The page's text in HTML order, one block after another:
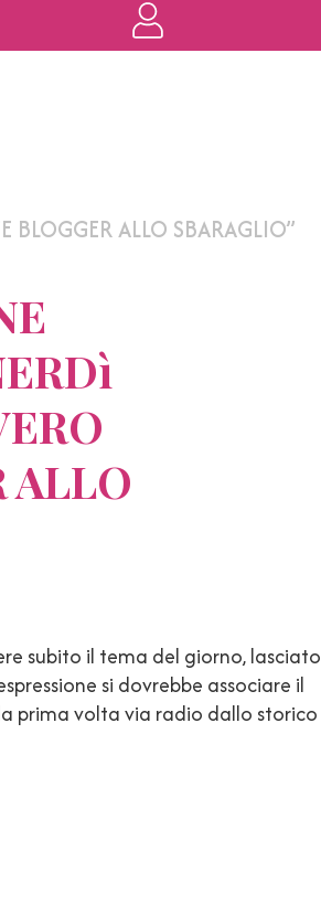
ALLO SBARAGLIO”
ALLO
subito il tema del giorno, lasciato
si dovrebbe associare il
prima volta via radio dallo storico